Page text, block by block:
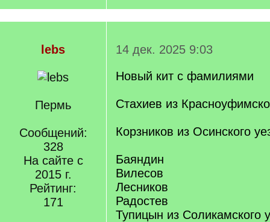
lebs
Пермь
Сообщений:
328
На сайте с
2015 г.
Рейтинг:
171
14 дек. 2025 9:03
Новый кит с фамилиями
Стахиев из
Корзников из Осинского
Баяндин
Вилесов
Лесников
Радостев
Тупицын из Соликамского